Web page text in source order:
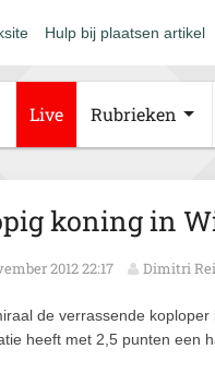
Hulp bij plaatsen artikel
Live Rubrieken
koning in
2012 22:17 Dimitri
de verrassende
heeft met 2,5 punten een